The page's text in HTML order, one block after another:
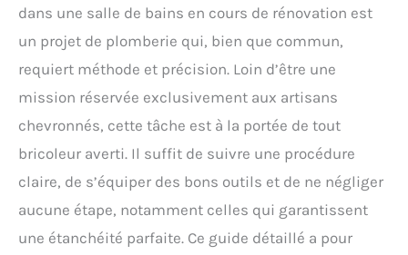
dans une salle de bains en cours de rénovation est
un projet de plomberie qui, bien que commun,
requiert méthode et précision. Loin d’être une
mission réservée exclusivement aux artisans
chevronnés, cette tâche est à la portée de tout
bricoleur averti. Il suffit de suivre une procédure
claire, de s’équiper des bons outils et de ne négliger
aucune étape, notamment celles qui garantissent
une étanchéité parfaite. Ce guide détaillé a pour